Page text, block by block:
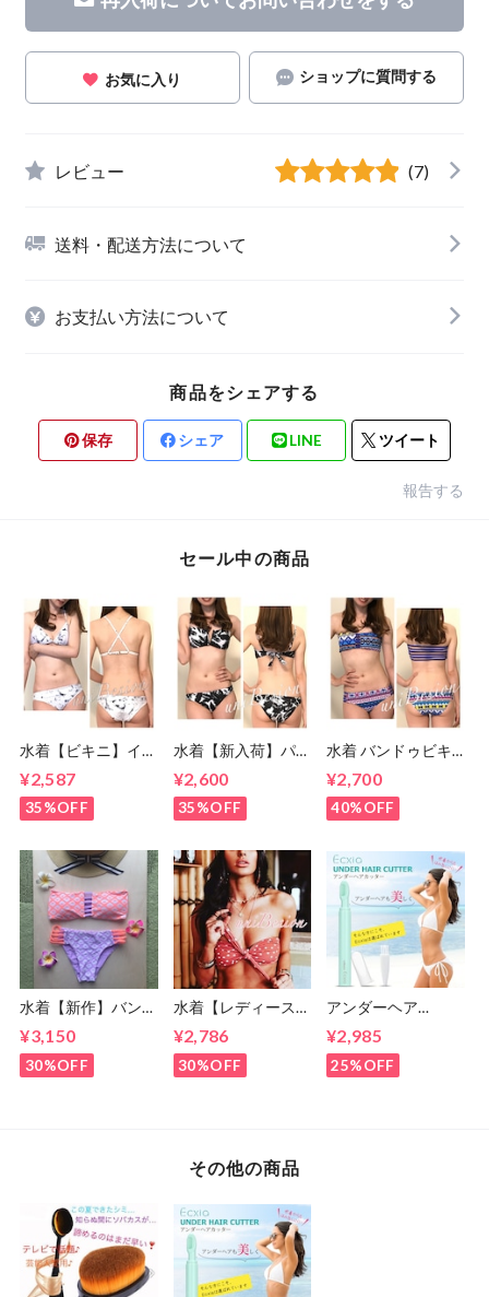
お気に入り ショップに質問する
レビュー (7)
送料・配送方法について
お支払い方法について
商品をシェアする
保存 シェア LINE ツイート
報告する
セール中の商品
水着【ビキニ】イン
サイズ(7号,9号)
¥2,587
35%OFF
水着【新入荷】パー
ノトーン S・Mサイ
ズ (7〜9号)
¥2,600
35%OFF
水着 バンドゥビキ
ニ ブルー (７号・９
号)
¥2,700
40%OFF
水着【新作】バンド
ープル (7号・9号)
¥3,150
30%OFF
水着【レディース
ゥビキニ S M(5号,7
号,9号)
¥2,786
30%OFF
アンダーヘア
ッター Vライン/ア
ンダーヘアー/お手
入れ/処理/アンダー
¥2,985
25%OFF
その他の商品